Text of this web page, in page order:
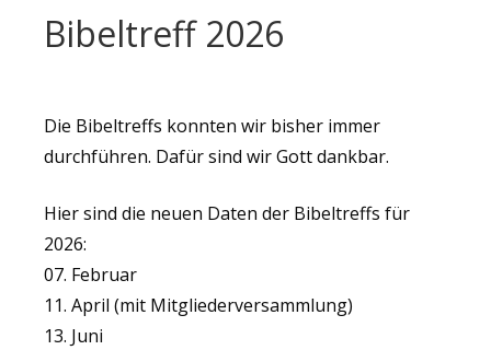
Bibeltreff 2026
Die Bibeltreffs konnten wir bisher immer
durchführen. Dafür sind wir Gott dankbar.
Hier sind die neuen Daten der Bibeltreffs für
2026:
07. Februar
11. April (mit Mitgliederversammlung)
13. Juni